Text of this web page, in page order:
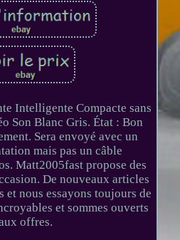
Intelligente Compacte sans
Son Blanc Gris. État : Bon
Sera envoyé avec un
mais pas un câble
Matt2005fast propose des
De nouveaux articles
et nous essayons toujours de
et sommes ouverts
offres.